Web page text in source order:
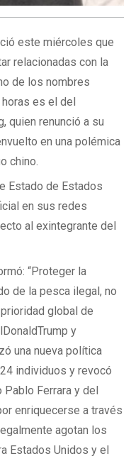
este miércoles que
relacionadas con la
de los nombres
es el del
quien renunció a su
en una polémica
chino.
Estado de Estados
en sus redes
al exintegrante del
“Proteger la
de la pesca ilegal, no
global de
y
una nueva política
individuos y revocó
Ferrara y del
enriquecerse a través
agotan los
Estados Unidos y el